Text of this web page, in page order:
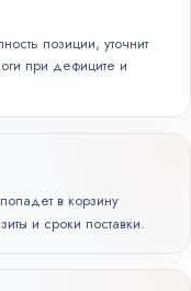
позиции, уточнит
при дефиците и
в корзину
и сроки поставки.